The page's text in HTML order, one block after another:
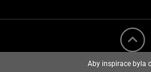
Aby inspirace byla